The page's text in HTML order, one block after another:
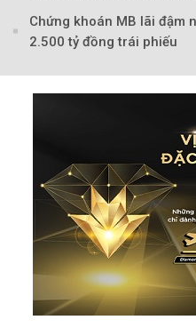
Chứng khoán MB lãi đậm
2.500 tỷ đồng trái phiếu